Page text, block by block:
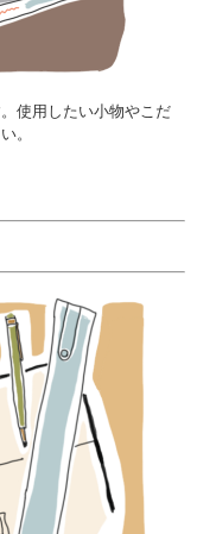
使用したい小物やこだ
。